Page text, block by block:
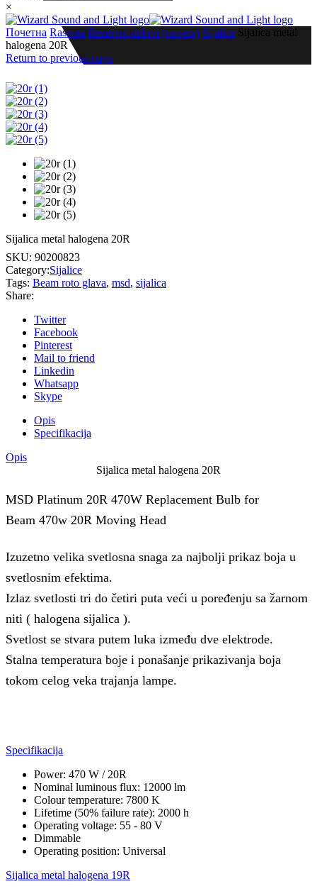
×
Почетна Rasveta Rezervni delovi (rasveta) Sijalice Sijalica metal
halogena 20R
Return to previous page
Sijalica metal halogena 20R
SKU: 90200823
Category:Sijalice
Tags: Beam roto glava, msd, sijalica
Share:
Twitter
Facebook
Pinterest
Mail to friend
Linkedin
Whatsapp
Skype
Opis
Specifikacija
Opis
Sijalica metal halogena 20R
MSD Platinum 20R 470W Replacement Bulb for
Beam 470w 20R Moving Head
Izuzetno velika svetlosna snaga za najbolji prikaz boja u
svetlosnim efektima.
Izlaz svetlosti tri do četiri puta veći u poređenju sa žarnom
niti ( halogena sijalica ).
Svetlost se stvara putem luka između dve elektrode.
Stalna temperatura boje i ponašanje prikazivanja boja
tokom celog veka trajanja lampe.
Specifikacija
Power: 470 W / 20R
Nominal luminous flux: 12000 lm
Colour temperature: 7800 K
Lifetime (50% failure rate): 2000 h
Operating voltage: 55 - 80 V
Dimmable
Operating position: Universal
Sijalica metal halogena 19R